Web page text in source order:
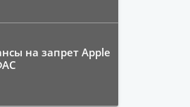
на запрет Apple